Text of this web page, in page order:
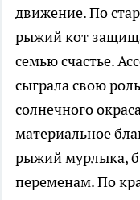
движение. По
рыжий кот
семью счастье.
сыграла свою
солнечного
материальное
рыжий мурлыка,
переменам. По